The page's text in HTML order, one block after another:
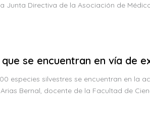
Directiva de la Asociación de
se encuentran en vía de
especies silvestres se encuentran en
Bernal, docente de la Facultad de